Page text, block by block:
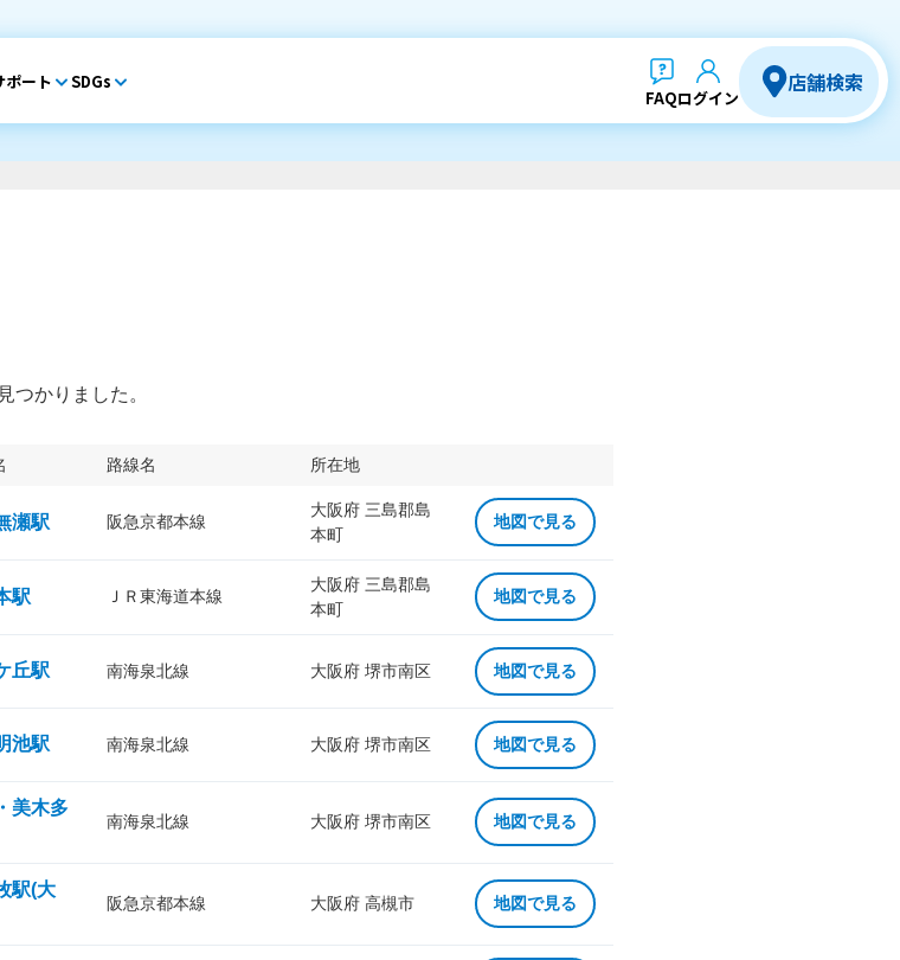
ポート SDGs
FAQログイン
店舗検索
つかりました。
路線名 所在地
瀬駅 阪急京都本線
大阪府 三島郡島
本町
地図で見る
駅 ＪＲ東海道本線
大阪府 三島郡島
本町
地図で見る
丘駅 南海泉北線 大阪府 堺市南区 地図で見る
池駅 南海泉北線 大阪府 堺市南区 地図で見る
美木多
南海泉北線 大阪府 堺市南区 地図で見る
駅(大
阪急京都本線 大阪府 高槻市 地図で見る